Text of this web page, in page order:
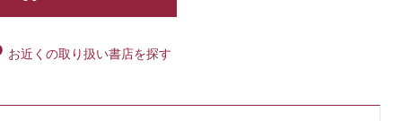
お近くの取り扱い書店を探す